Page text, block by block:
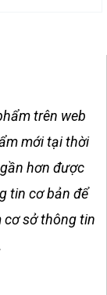
trên web
mới tại thời
hơn được
tin cơ bản để
cơ sở thông tin